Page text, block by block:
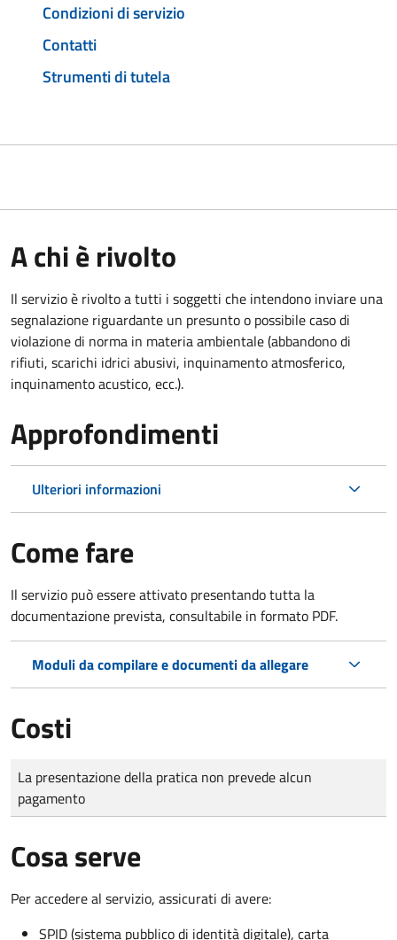
Condizioni di servizio
Contatti
Strumenti di tutela
A chi è rivolto
Il servizio è rivolto a tutti i soggetti che intendono inviare una
segnalazione riguardante un presunto o possibile caso di
violazione di norma in materia ambientale (abbandono di
rifiuti, scarichi idrici abusivi, inquinamento atmosferico,
inquinamento acustico, ecc.).
Approfondimenti
Ulteriori informazioni
Come fare
Il servizio può essere attivato presentando tutta la
documentazione prevista, consultabile in formato PDF.
Moduli da compilare e documenti da allegare
Costi
Tipo di pagamento
Importo
La presentazione della pratica non prevede alcun
pagamento
Cosa serve
Per accedere al servizio, assicurati di avere:
SPID (sistema pubblico di identità digitale), carta